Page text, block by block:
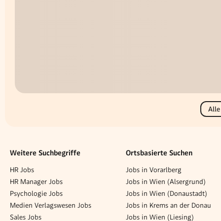
Alle
Weitere Suchbegriffe
HR Jobs
HR Manager Jobs
Psychologie Jobs
Medien Verlagswesen Jobs
Sales Jobs
Ortsbasierte Suchen
Jobs in Vorarlberg
Jobs in Wien (Alsergrund)
Jobs in Wien (Donaustadt)
Jobs in Krems an der Donau
Jobs in Wien (Liesing)